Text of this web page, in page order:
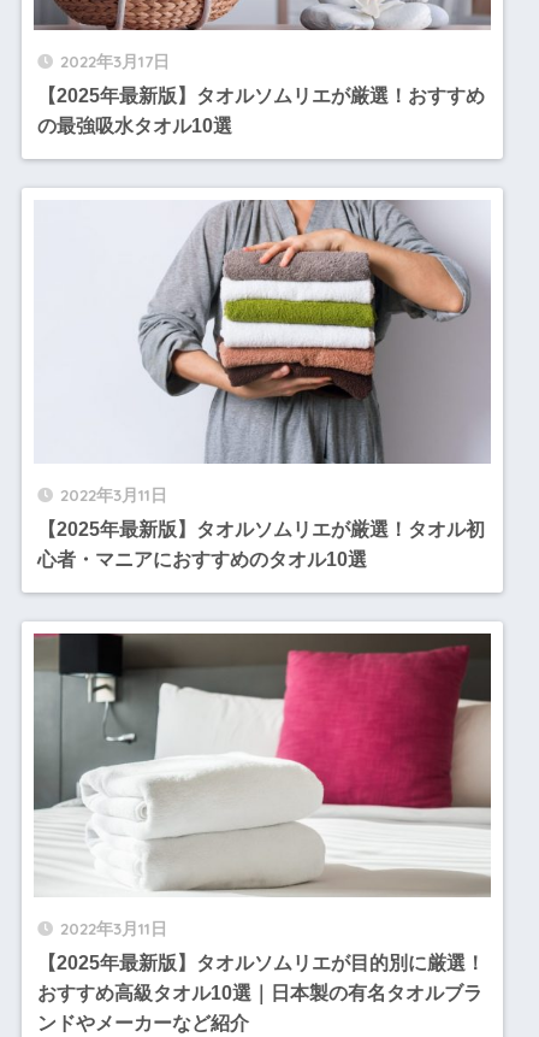
2022年3月17日
【2025年最新版】タオルソムリエが厳選！おすすめ
の最強吸水タオル10選
2022年3月11日
【2025年最新版】タオルソムリエが厳選！タオル初
心者・マニアにおすすめのタオル10選
2022年3月11日
【2025年最新版】タオルソムリエが目的別に厳選！
おすすめ高級タオル10選｜日本製の有名タオルブラ
ンドやメーカーなど紹介